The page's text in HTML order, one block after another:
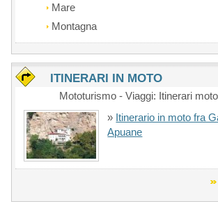
Mare
Montagna
ITINERARI IN MOTO
Mototurismo - Viaggi: Itinerari
» Itinerario in moto fra
Apuane